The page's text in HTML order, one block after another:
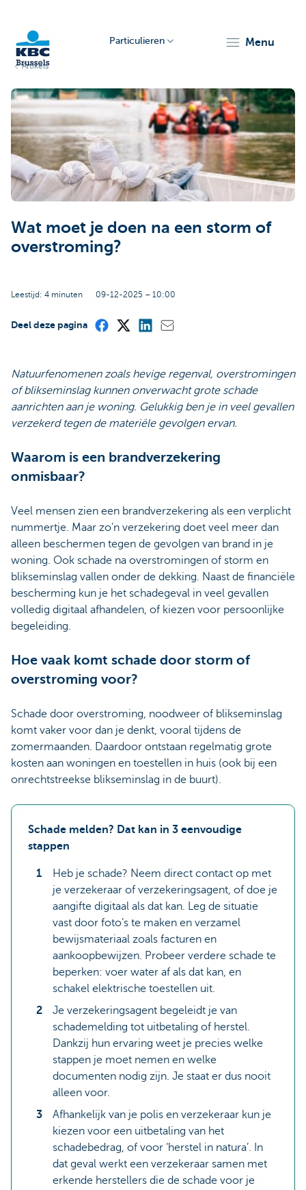
Brussels
Particulieren menu
Artikels
Wat moet je doen na een storm of
overstroming?
Leestijd: 4 minuten 09-12-2025 – 10:00
Deel deze pagina
Natuurfenomenen zoals hevige regenval, overstromingen
of blikseminslag kunnen onverwacht grote schade
aanrichten aan je woning. Gelukkig ben je in veel gevallen
verzekerd tegen de materiële gevolgen ervan.
Waarom is een brandverzekering
onmisbaar?
Veel mensen zien een brandverzekering als een verplicht
nummertje. Maar zo’n verzekering doet veel meer dan
alleen beschermen tegen de gevolgen van brand in je
woning. Ook schade na overstromingen of storm en
blikseminslag vallen onder de dekking. Naast de financiële
bescherming kun je het schadegeval in veel gevallen
volledig digitaal afhandelen, of kiezen voor persoonlijke
begeleiding.
Hoe vaak komt schade door storm of
overstroming voor?
Schade door overstroming, noodweer of blikseminslag
komt vaker voor dan je denkt, vooral tijdens de
zomermaanden. Daardoor ontstaan regelmatig grote
kosten aan woningen en toestellen in huis (ook bij een
onrechtstreekse blikseminslag in de buurt).
Schade melden? Dat kan in 3 eenvoudige
stappen
Heb je schade? Neem direct contact op met
je verzekeraar of verzekeringsagent, of doe je
aangifte digitaal als dat kan. Leg de situatie
vast door foto’s te maken en verzamel
bewijsmateriaal zoals facturen en
aankoopbewijzen. Probeer verdere schade te
beperken: voer water af als dat kan, en
schakel elektrische toestellen uit.
Je verzekeringsagent begeleidt je van
schademelding tot uitbetaling of herstel.
Dankzij hun ervaring weet je precies welke
stappen je moet nemen en welke
documenten nodig zijn. Je staat er dus nooit
alleen voor.
Afhankelijk van je polis en verzekeraar kun je
kiezen voor een uitbetaling van het
schadebedrag, of voor ‘herstel in natura’. In
dat geval werkt een verzekeraar samen met
erkende herstellers die de schade voor je